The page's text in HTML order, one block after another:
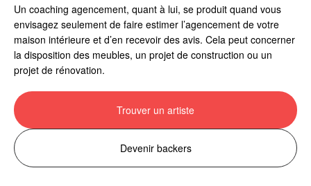
Un coaching agencement, quant à lui, se produit quand vous
envisagez seulement de faire estimer l’agencement de votre
maison intérieure et d’en recevoir des avis. Cela peut concerner
la disposition des meubles, un projet de construction ou un
projet de rénovation.
Trouver un artiste
Devenir backers